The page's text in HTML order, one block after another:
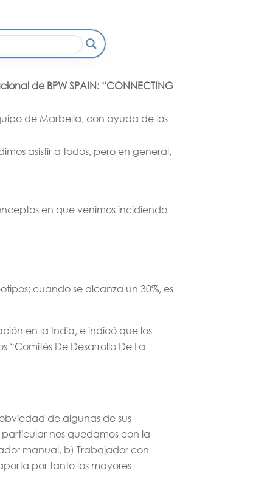
de BPW SPAIN: “CONNECTING
de Marbella, con ayuda de los
asistir a todos, pero en general,
en que venimos incidiendo
cuando se alcanza un 30%, es
en la India, e indicó que los
“Comités De Desarrollo De La
de algunas de sus
nos quedamos con la
manual, b) Trabajador con
por tanto los mayores